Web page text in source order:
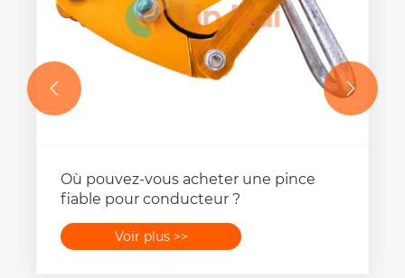
Remplaceur de câble à fibre optique
du bloc
Voir plus >>
 